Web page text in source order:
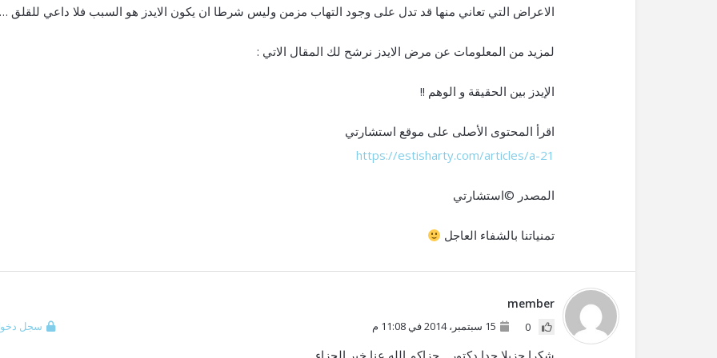
الاعراض التي تعاني منها قد تدل على وجود التهاب مزمن وليس شرطا ان يكون الايدز هو السبب فلا داعي للقلق
لمزيد من المعلومات عن مرض الايدز نرشح لك المقال الاتي :
الإيدز بين الحقيقة و الوهم !!
اقرأ المحتوى الأصلى على موقع استشارتي
https://estisharty.com/articles/a-21
المصدر ©استشارتي
تمنياتنا بالشفاء العاجل
member
0 15 سبتمبر، 2014 في 11:08 م سجل
شكرا جزيلا جدا دكتور .. جزاكم الله عنا خير الجزاء